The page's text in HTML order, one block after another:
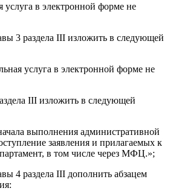
в электронной форме не
3 раздела III изложить в следующей
услуга в электронной форме не
III изложить в следующей
выполнения административной
заявления и прилагаемых к
в том числе через МФЦ.»;
4 раздела III дополнить абзацем